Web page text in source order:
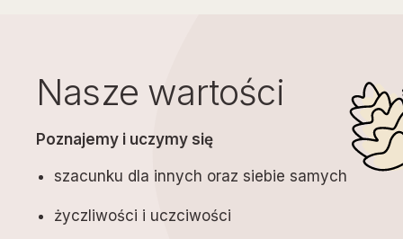
Nasze wartości
Poznajemy i uczymy się
szacunku dla innych oraz siebie samych
życzliwości i uczciwości